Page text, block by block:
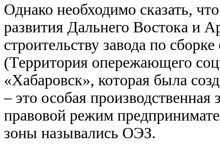
Однако необходимо сказать,
развития Дальнего Востока и
строительству завода по
(Территория опережающего
«Хабаровск», которая была
– это особая
правовой режим
зоны назывались ОЭЗ.